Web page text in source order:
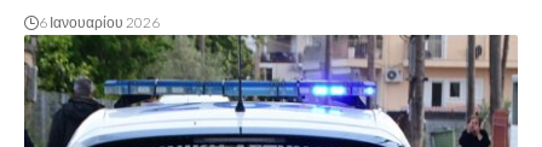
6 Ιανουαρίου 2026